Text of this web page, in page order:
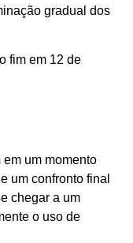
gradual dos
fim em 12 de
um momento
um confronto final
chegar a um
o uso de